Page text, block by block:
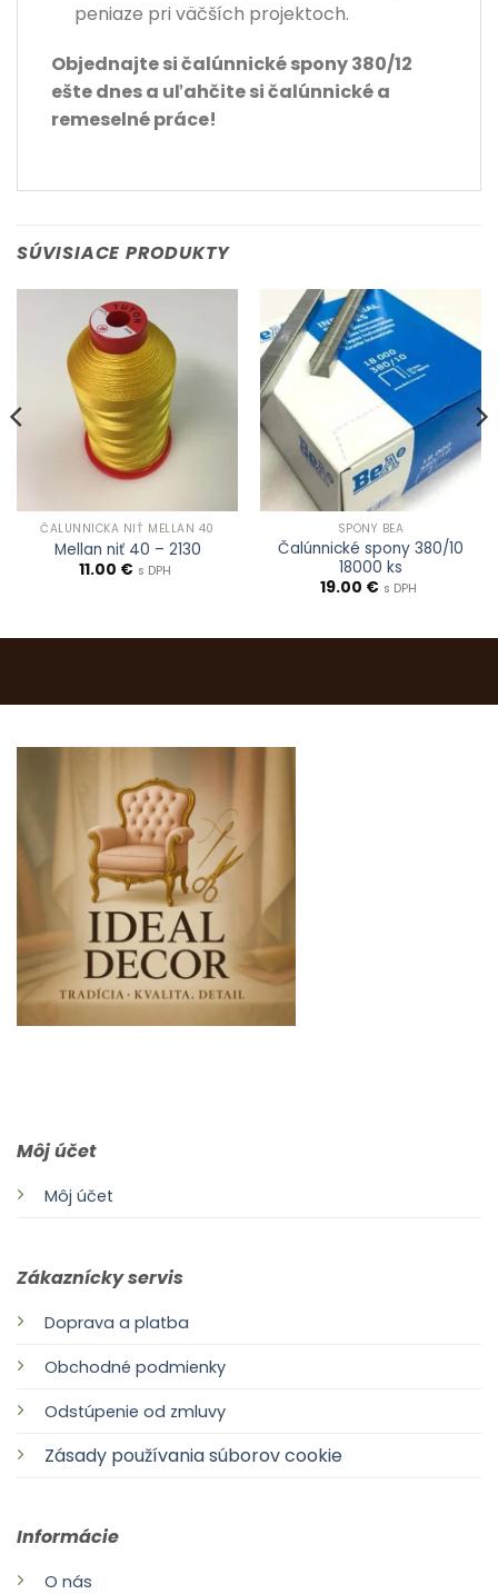
peniaze pri väčších projektoch.
Objednajte si čalúnnické spony 380/12
ešte dnes a uľahčite si čalúnnické a
remeselné práce!
SÚVISIACE PRODUKTY
ČALUNNÍCKA NIŤ MELLAN 40
Mellan niť 40 – 2130
11.00 € s DPH
SPONY BEA
Čalúnnické spony 380/10
18000 ks
19.00 € s DPH
Môj účet
Môj účet
Zákaznícky servis
Doprava a platba
Obchodné podmienky
Odstúpenie od zmluvy
Zásady používania súborov cookie
Informácie
O nás